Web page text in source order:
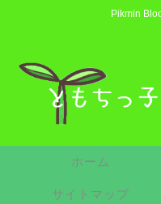
Pikmin
ホーム
サイトマップ